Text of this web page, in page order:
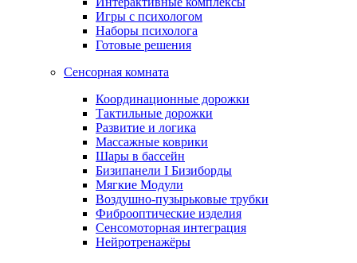
Игры с психологом
Наборы психолога
Готовые решения
Сенсорная комната
Координационные дорожки
Тактильные дорожки
Развитие и логика
Массажные коврики
Шары в бассейн
Бизипанели I Бизиборды
Мягкие Модули
Воздушно-пузырьковые трубки
Фиброоптические изделия
Сенсомоторная интеграция
Нейротренажёры